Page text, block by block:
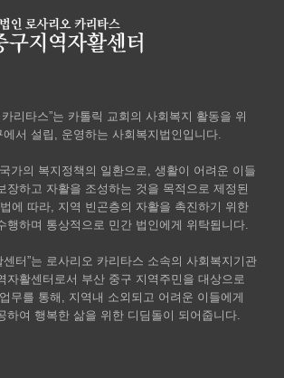
카리타스”는 카톨릭 교회의 사회복지 활동을 위
서 설립, 운영하는 사회복지법인입니다.
가의 복지정책의 일환으로, 생활이 어려운 이들
장하고 자활을 조성하는 것을 목적으로 제정된
에 따라, 지역 빈곤층의 자활을 촉진하기 위한
행하며 통상적으로 민간 법인에게 위탁됩니다.
센터”는 로사리오 카리타스 소속의 사회복지기관
자활센터로서 부산 중구 지역주민을 대상으로
무를 통해, 지역내 소외되고 어려운 이들에게
하여 행복한 삶을 위한 디딤돌이 되어줍니다.